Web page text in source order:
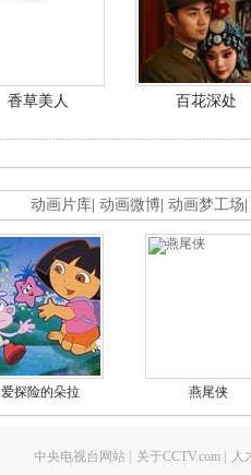
香草美人 百花深处
动画片库 动画微博 动画梦工场
爱探险的朵拉 燕尾侠
中央电视台网站 关于CCTV.com 人